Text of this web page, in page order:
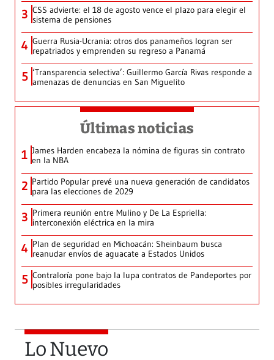
3 CSS advierte: el 18 de agosto vence el plazo para elegir el
sistema de pensiones
4 Guerra Rusia-Ucrania: otros dos panameños logran ser
repatriados y emprenden su regreso a Panamá
5 ‘Transparencia selectiva’: Guillermo García Rivas responde a
amenazas de denuncias en San Miguelito
Últimas noticias
1 James Harden encabeza la nómina de figuras sin contrato
en la NBA
2 Partido Popular prevé una nueva generación de candidatos
para las elecciones de 2029
3 Primera reunión entre Mulino y De La Espriella:
interconexión eléctrica en la mira
4 Plan de seguridad en Michoacán: Sheinbaum busca
reanudar envíos de aguacate a Estados Unidos
5 Contraloría pone bajo la lupa contratos de Pandeportes por
posibles irregularidades
Lo Nuevo